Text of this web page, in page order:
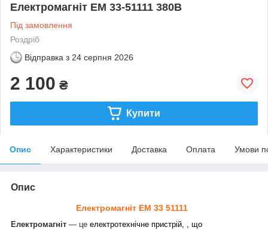
Електромагніт ЕМ 33-51111 380В
Під замовлення
Роздріб
Відправка з 24 серпня 2026
2 100 ₴
Купити
Опис Характеристики Доставка Оплата Умови
Опис
Електромагніт ЕМ 33 51111
Електромагніт — це електротехнічне пристрій, , що